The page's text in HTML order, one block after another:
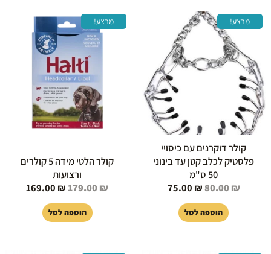
מבצע!
קולר דוקרנים עם כיסויי
פלסטיק לכלב קטן עד בינוני
50 ס"מ
80.00₪
המחיר
המקורי
היה:
80.00 ₪.
75.00 ₪
75.00 ₪.
הוספה לסל
מבצע!
קולר הלטי מידה 5 קולרים
ורצועות
179.00₪
המחיר
המקורי
היה:
179.00 ₪.
169.00 ₪
הוספה לסל